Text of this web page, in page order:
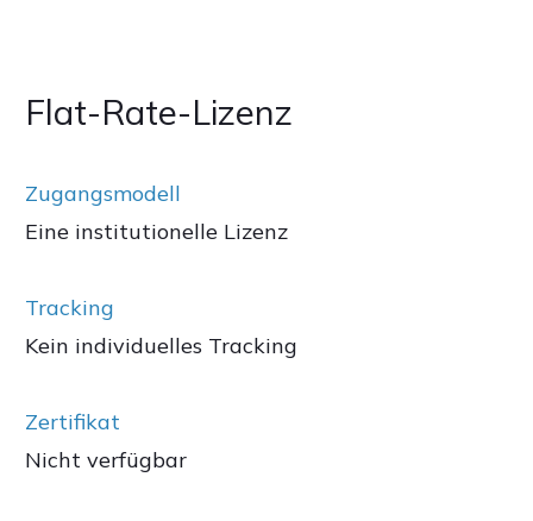
Flat-Rate-Lizenz
Zugangsmodell
Eine institutionelle Lizenz
Tracking
Kein individuelles Tracking
Zertifikat
Nicht verfügbar